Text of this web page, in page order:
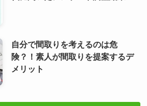
自分で間取りを考えるのは危
険？！素人が間取りを提案するデ
メリット